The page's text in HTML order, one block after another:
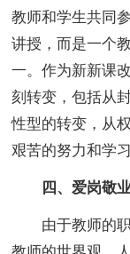
教师和学生共同
讲授，而是一个
一。作为新新课
刻转变，包括从
性型的转变，从
艰苦的努力和学习
四、爱岗敬业
由于教师的职